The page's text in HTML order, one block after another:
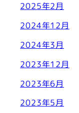
2025年2月
2024年12月
2024年3月
2023年12月
2023年6月
2023年5月